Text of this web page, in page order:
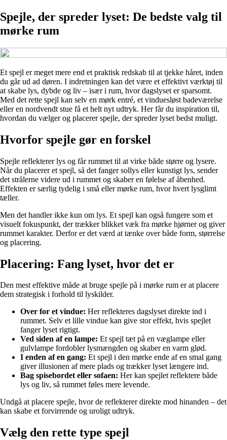
Spejle, der spreder lyset: De bedste valg til
mørke rum
Et spejl er meget mere end et praktisk redskab til at tjekke håret, inden
du går ud ad døren. I indretningen kan det være et effektivt værktøj til
at skabe lys, dybde og liv – især i rum, hvor dagslyset er sparsomt.
Med det rette spejl kan selv en mørk entré, et vinduesløst badeværelse
eller en nordvendt stue få et helt nyt udtryk. Her får du inspiration til,
hvordan du vælger og placerer spejle, der spreder lyset bedst muligt.
Hvorfor spejle gør en forskel
Spejle reflekterer lys og får rummet til at virke både større og lysere.
Når du placerer et spejl, så det fanger sollys eller kunstigt lys, sender
det strålerne videre ud i rummet og skaber en følelse af åbenhed.
Effekten er særlig tydelig i små eller mørke rum, hvor hvert lysglimt
tæller.
Men det handler ikke kun om lys. Et spejl kan også fungere som et
visuelt fokuspunkt, der trækker blikket væk fra mørke hjørner og giver
rummet karakter. Derfor er det værd at tænke over både form, størrelse
og placering.
Placering: Fang lyset, hvor det er
Den mest effektive måde at bruge spejle på i mørke rum er at placere
dem strategisk i forhold til lyskilder.
Over for et vindue: Her reflekteres dagslyset direkte ind i
rummet. Selv et lille vindue kan give stor effekt, hvis spejlet
fanger lyset rigtigt.
Ved siden af en lampe: Et spejl tæt på en væglampe eller
gulvlampe fordobler lysmængden og skaber en varm glød.
I enden af en gang: Et spejl i den mørke ende af en smal gang
giver illusionen af mere plads og trækker lyset længere ind.
Bag spisebordet eller sofaen: Her kan spejlet reflektere både
lys og liv, så rummet føles mere levende.
Undgå at placere spejle, hvor de reflekterer direkte mod hinanden – det
kan skabe et forvirrende og uroligt udtryk.
Vælg den rette type spejl